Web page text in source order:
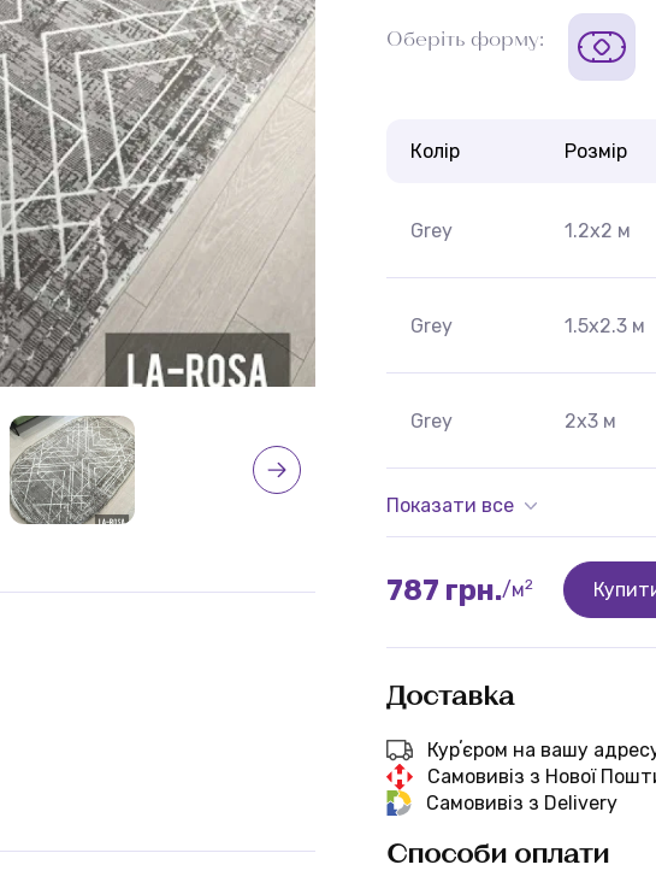
Оберіть форму:
Колір Розмір
Grey 1.2x2 м
Grey 1.5x2.3 м
Grey 2x3 м
Показати все
787 грн./м2
Доставка
Курʼєром на вашу
Самовивіз з Нової
Самовивіз з Delivery
Способи оплати